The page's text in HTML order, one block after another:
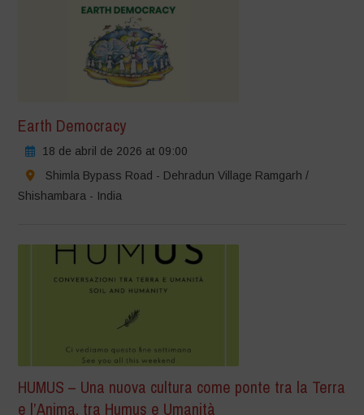
Earth Democracy
18 de abril de 2026 at 09:00
Shimla Bypass Road - Dehradun Village Ramgarh /
Shishambara - India
HUMUS – Una nuova cultura come ponte tra la Terra
e l’Anima, tra Humus e Umanità